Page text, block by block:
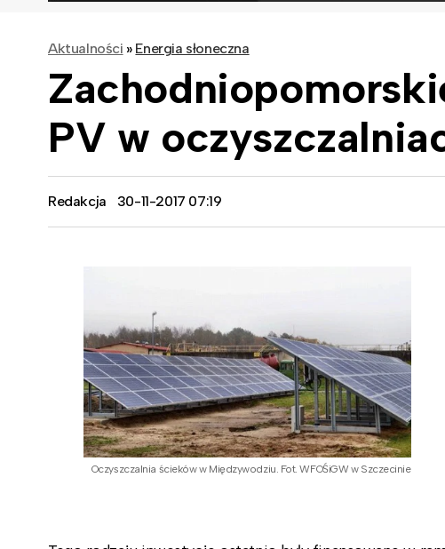
Aktualności » Energia słoneczna
PV w
Redakcja 30-11-2017 07:19
Oczyszczalnia ścieków w Międzywodziu. Fot. WFOŚiGW w Szczecinie